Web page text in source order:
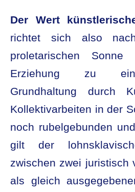
Der Wert
richtet sich also
proletarischen
Erziehung zu
Grundhaltung durch
Kollektivarbeiten in der
noch rubelgebunden
gilt der
zwischen zwei juristisch
als gleich